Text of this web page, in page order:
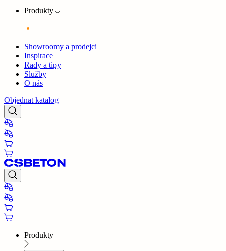
Produkty
Showroomy a prodejci
Inspirace
Rady a tipy
Služby
O nás
Objednat katalog
Produkty